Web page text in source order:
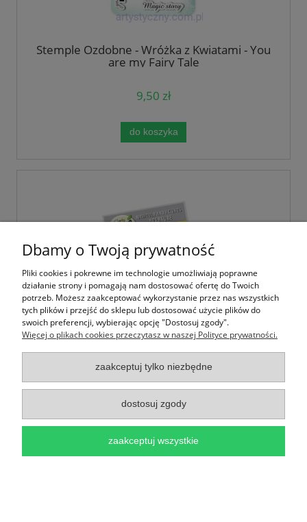
Stemple Ozdobne - Wróżka z Kwiatami - You
are my Fairy Tale
9,50 zł
do koszyka
Wykrojnik Claritystamp Marigold and Friends
- Okienko Kwiaty
45,00 zł
do koszyka
Dbamy o Twoją prywatność
Pliki cookies i pokrewne im technologie umożliwiają poprawne
działanie strony i pomagają nam dostosować ofertę do Twoich
potrzeb. Możesz zaakceptować wykorzystanie przez nas wszystkich
tych plików i przejść do sklepu lub dostosować użycie plików do
swoich preferencji, wybierając opcję "Dostosuj zgody".
Więcej o plikach cookies przeczytasz w naszej Polityce prywatności.
zaakceptuj tylko niezbędne
dostosuj zgody
zaakceptuj wszystkie